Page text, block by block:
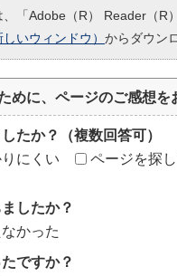
「Adobe（R） Reader（R
いウィンドウ） からダウン
めに、ページのご感想を
たか？（複数回答可）
にくい ページを探
したか？
かった
ですか？